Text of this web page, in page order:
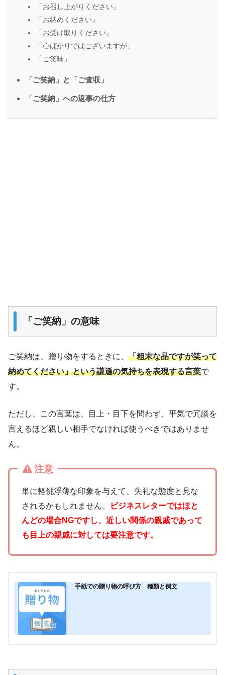
「お召し上がりください」
「お納めください」
「お受け取りください」
「心ばかりではございますが」
「ご笑味」
「ご笑納」と「ご査収」
「ご笑納」への返事の仕方
「ご笑納」の意味
ご笑納は、贈り物をするときに、 「粗末な品ですが笑って
納めてください」という謙遜の気持ちを表現する言葉で
す。
ただし、この言葉は、目上・目下を問わず、平気で冗談を
言えるほど親しい相手でなければ使うべきではありませ
ん。
注意
単に軽佻浮薄な印象を与えて、失礼な態度と見な
されるかもしれません。
ビジネスレターではほと
んどの場合NGですし、近しい関係の親戚であって
も目上の親戚に対しては要注意です。
手紙での贈り物の呼び方 種類と例文